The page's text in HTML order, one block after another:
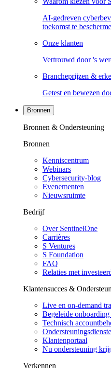
AI-gedreven
toekomst te
Onze klanten
Vertrouwd door 's
Brancheprijzen &
Getest en bewezen
Bronnen
Bronnen & Ondersteuning
Bronnen
Kenniscentrum
Webinars
Cybersecurity-blog
Evenementen
Nieuwsruimte
Bedrijf
Over SentinelOne
Carrières
S Ventures
S Foundation
FAQ
Relaties met
Klantensucces &
Live en on-demand
Begeleide
Technisch
Klantenportaal
Nu ondersteuning
Verkennen